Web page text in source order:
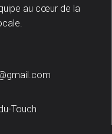
au cœur de la
Touch